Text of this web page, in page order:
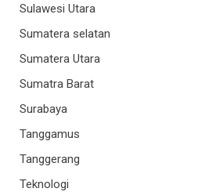
Sulawesi Utara
Sumatera selatan
Sumatera Utara
Sumatra Barat
Surabaya
Tanggamus
Tanggerang
Teknologi